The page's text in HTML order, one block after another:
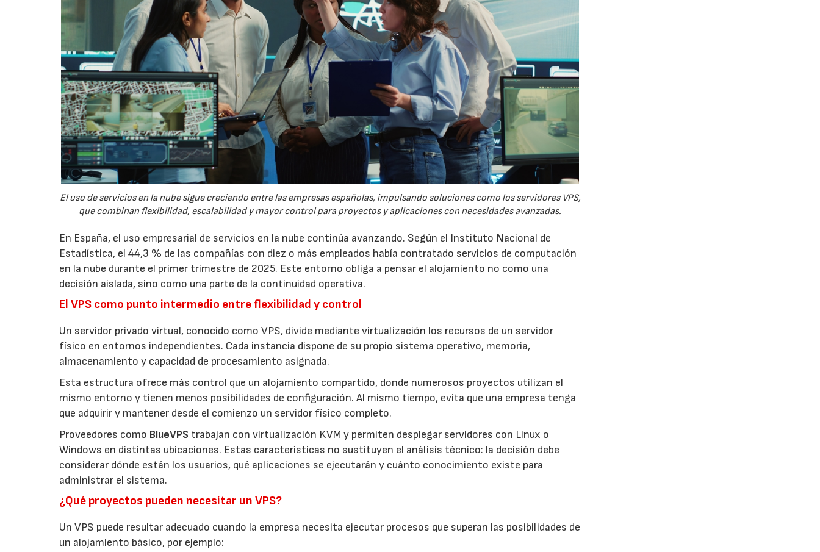
El uso de servicios en la nube sigue creciendo entre las empresas españolas, impulsando soluciones como los servidores VPS,
que combinan flexibilidad, escalabilidad y mayor control para proyectos y aplicaciones con necesidades avanzadas.
En España, el uso empresarial de servicios en la nube continúa avanzando. Según el Instituto Nacional de
Estadística, el 44,3 % de las compañías con diez o más empleados había contratado servicios de computación
en la nube durante el primer trimestre de 2025. Este entorno obliga a pensar el alojamiento no como una
decisión aislada, sino como una parte de la continuidad operativa.
El VPS como punto intermedio entre flexibilidad y control
Un servidor privado virtual, conocido como VPS, divide mediante virtualización los recursos de un servidor
físico en entornos independientes. Cada instancia dispone de su propio sistema operativo, memoria,
almacenamiento y capacidad de procesamiento asignada.
Esta estructura ofrece más control que un alojamiento compartido, donde numerosos proyectos utilizan el
mismo entorno y tienen menos posibilidades de configuración. Al mismo tiempo, evita que una empresa tenga
que adquirir y mantener desde el comienzo un servidor físico completo.
Proveedores como BlueVPS trabajan con virtualización KVM y permiten desplegar servidores con Linux o
Windows en distintas ubicaciones. Estas características no sustituyen el análisis técnico: la decisión debe
considerar dónde están los usuarios, qué aplicaciones se ejecutarán y cuánto conocimiento existe para
administrar el sistema.
¿Qué proyectos pueden necesitar un VPS?
Un VPS puede resultar adecuado cuando la empresa necesita ejecutar procesos que superan las posibilidades de
un alojamiento básico, por ejemplo: